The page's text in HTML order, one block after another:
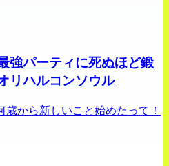
強パーティに死ぬほど鍛
リハルコンソウル
から新しいこと始めたって！